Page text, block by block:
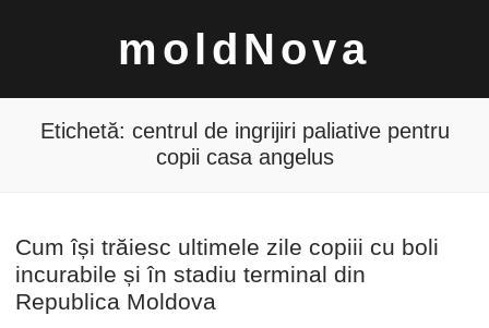
moldNova
Caută
după:
Etichetă: centrul de ingrijiri paliative pentru
copii casa angelus
Cum își trăiesc ultimele zile copiii cu boli
incurabile și în stadiu terminal din
Republica Moldova